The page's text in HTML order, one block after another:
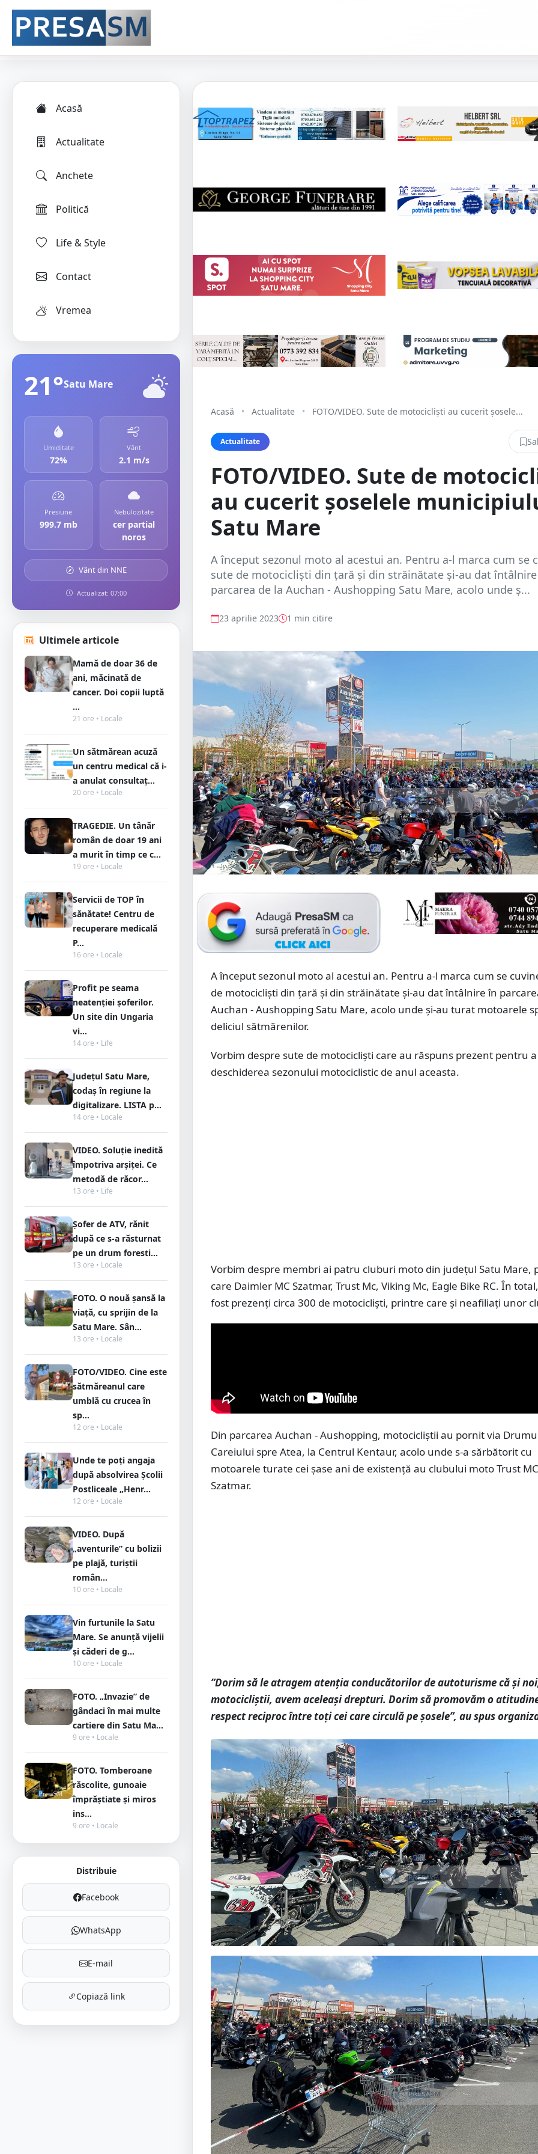
Acasă
Actualitate
Anchete
Politică
Life & Style
Contact
Vremea
21°Satu Mare
Umiditate
72%
Vânt
2.1 m/s
Presiune
999.7 mb
Nebulozitate
cer partial
noros
Vânt din NNE
Actualizat: 07:00
Ultimele articole
Mamă de doar 36 de
ani, măcinată de
cancer. Doi copii luptă
...
21 ore • Locale
Un sătmărean acuză
un centru medical că i-
a anulat consultaț...
20 ore • Locale
TRAGEDIE. Un tânăr
român de doar 19 ani
a murit în timp ce c...
19 ore • Locale
Servicii de TOP în
sănătate! Centru de
recuperare medicală
P...
16 ore • Locale
Profit pe seama
neatenției șoferilor.
Un site din Ungaria
vi...
14 ore • Life
Județul Satu Mare,
codaș în regiune la
digitalizare. LISTA p...
14 ore • Locale
VIDEO. Soluție inedită
împotriva arșiței. Ce
metodă de răcor...
13 ore • Life
Șofer de ATV, rănit
după ce s-a răsturnat
pe un drum foresti...
13 ore • Locale
FOTO. O nouă șansă la
viață, cu sprijin de la
Satu Mare. Sân...
13 ore • Locale
FOTO/VIDEO. Cine este
sătmăreanul care
umblă cu crucea în
sp...
12 ore • Locale
Unde te poți angaja
după absolvirea Școlii
Postliceale „Henr...
12 ore • Locale
VIDEO. După
„aventurile” cu bolizii
pe plajă, turiștii
român...
10 ore • Locale
Vin furtunile la Satu
Mare. Se anunță vijelii
și căderi de g...
10 ore • Locale
FOTO. „Invazie” de
gândaci în mai multe
cartiere din Satu Ma...
9 ore • Locale
FOTO. Tomberoane
răscolite, gunoaie
împrăștiate și miros
ins...
9 ore • Locale
Distribuie
Facebook
WhatsApp
E-mail
Copiază link
Acasă • Actualitate • FOTO/VIDEO. Sute de motocicliști au cucerit șosele...
Actualitate
FOTO/VIDEO. Sute de
au cucerit șoselele
Satu Mare
A început sezonul moto al acestui an. Pentru a-l marca cum se
sute de motocicliști din țară și din străinătate și-au dat
parcarea de la Auchan - Aushopping Satu Mare, acolo unde ș...
23 aprilie 2023 1 min citire
A început sezonul moto al acestui an. Pentru a-l marca cum se
de motocicliști din țară și din străinătate și-au dat întâlnire în
Auchan - Aushopping Satu Mare, acolo unde și-au turat motoarele
deliciul sătmărenilor.
Vorbim despre sute de motocicliști care au răspuns prezent pentru
deschiderea sezonului motociclistic de anul aceasta.
Vorbim despre membri ai patru cluburi moto din județul Satu Mare,
care Daimler MC Szatmar, Trust Mc, Viking Mc, Eagle Bike RC. În
fost prezenți circa 300 de motocicliști, printre care și neafiliați unor
Din parcarea Auchan - Aushopping, motocicliștii au pornit via
Careiului spre Atea, la Centrul Kentaur, acolo unde s-a sărbătorit cu
motoarele turate cei șase ani de existență au clubului moto Trust MC
Szatmar.
”Dorim să le atragem atenția conducătorilor de autoturisme că și
motocicliștii, avem aceleași drepturi. Dorim să promovăm o
respect reciproc între toți cei care circulă pe șosele”, au spus